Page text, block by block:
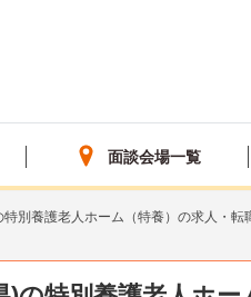
面談会場一覧
特別養護老人ホーム（特養）の求人・転